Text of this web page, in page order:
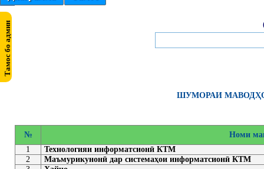
ШУМОРАИ
№
Номи
1
Технологияи информатсионӣ КТМ
2
Маъмурикунонӣ дар системаҳои информатсионӣ КТМ